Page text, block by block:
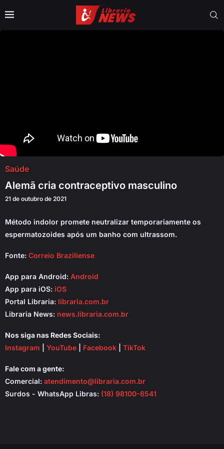
Saúde
Alemã cria contraceptivo masculino
21 de outubro de 2021
Método indolor promete neutralizar temporariamente os
espermatozoides após um banho com ultrassom.
Fonte: Correio Braziliense
App para Android: Android
App para iOS: iOS
Portal Libraria: libraria.com.br
Libraria News: news.libraria.com.br
Nos siga nas Redes Sociais:
Instagram
YouTube Facebook TikTok
Fale com a gente:
Comercial: atendimento@libraria.com.br
Surdos - WhatsApp Libras: (18) 98100-6541